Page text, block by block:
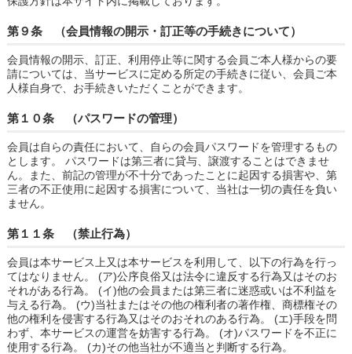
第９条 （会員情報の開示・訂正等の手続きについて）
会員情報の開示、訂正、利用停止等に関する会員ご本人様からの要
請については、当サービスに定める所定の手続きに従い、会員ご本
人様自身で、お手続きいただくことができます。
第１０条 （パスワードの管理）
会員は自らの責任において、自らの会員パスワードを管理するもの
とします。 パスワードは第三者に貸与、譲渡することはできませ
ん。また、前記の管理が不十分であったことに起因する損害や、第
三者の不正使用に起因する損害について、当社は一切の責任を負い
ません。
第１１条 （禁止行為）
会員は本サービス上又は本サービスを利用して、以下の行為を行っ
てはなりません。 (ア)公序良俗又は法令に違反する行為又はそのお
それがある行為。 (イ)他の会員または第三者に迷惑或いは不利益を
与える行為。 (ウ)当社またはその他の権利者の著作権、商標権その
他の権利を侵害する行為又はそのおそれのある行為。 (エ)手段を問
わず、本サービスの運営を妨害する行為。 (オ)パスワードを不正に
使用する行為。 (カ)その他当社が不適当と判断する行為。